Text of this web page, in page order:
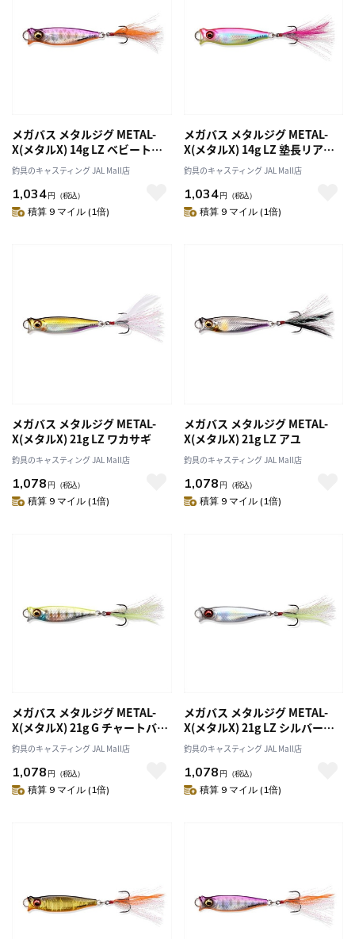
メガバス メタルジグ METAL-
X(メタルX) 14g LZ ベビートラ
ウト
釣具のキャスティング JAL Mall店
1,034円 （税込）
積算 9 マイル (1倍)
メガバス メタルジグ METAL-
X(メタルX) 14g LZ 塾長リアク
ション
釣具のキャスティング JAL Mall店
1,034円 （税込）
積算 9 マイル (1倍)
メガバス メタルジグ METAL-
X(メタルX) 21g LZ ワカサギ
釣具のキャスティング JAL Mall店
1,078 円 （税込）
積算 9 マイル (1倍)
メガバス メタルジグ METAL-
X(メタルX) 21g LZ アユ
釣具のキャスティング JAL Mall店
1,078 円 （税込）
積算 9 マイル (1倍)
メガバス メタルジグ METAL-
X(メタルX) 21g G チャートバッ
クギル
釣具のキャスティング JAL Mall店
1,078 円 （税込）
積算 9 マイル (1倍)
メガバス メタルジグ METAL-
X(メタルX) 21g LZ シルバーシ
ャッド
釣具のキャスティング JAL Mall店
1,078 円 （税込）
積算 9 マイル (1倍)